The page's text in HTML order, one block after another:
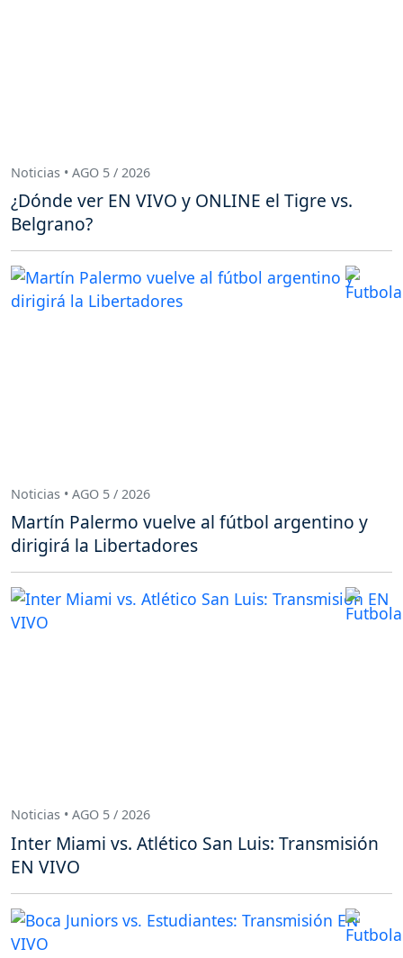
Noticias • AGO 5 / 2026
¿Dónde ver EN VIVO y ONLINE el Tigre vs.
Belgrano?
Noticias • AGO 5 / 2026
Martín Palermo vuelve al fútbol argentino y
dirigirá la Libertadores
Noticias • AGO 5 / 2026
Inter Miami vs. Atlético San Luis: Transmisión
EN VIVO